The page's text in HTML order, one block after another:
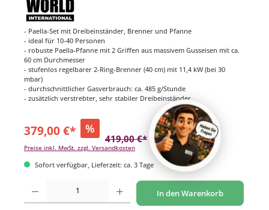
- Paella-Set mit Dreibeinständer, Brenner und Pfanne
- ideal für 10-40 Personen
- robuste Paella-Pfanne mit 2 Griffen aus massivem Gusseisen mit ca.
60 cm Durchmesser
- stufenlos regelbarer 2-Ring-Brenner (40 cm) mit 11,4 kW (bei 30
mbar)
- durchschnittlicher Gasverbrauch: ca. 485 g/Stunde
- zusätzlich verstrebter, sehr stabiler Dreibeinständer
379,00 €* %
419,00 €* (9.55% gespart)
Preise inkl. MwSt. zzgl. Versandkosten
Sofort verfügbar, Lieferzeit: ca. 3 Tage
Produkt Anzahl: Gib den gewünschten Wert ein oder benutze die Schaltflächen um
In den Warenkorb